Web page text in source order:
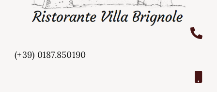
(+39) 0187.850190